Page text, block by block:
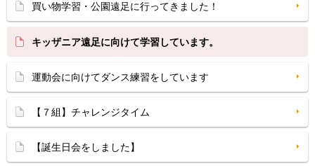
買い物学習・公園遠足に行ってきました！
キッザニア遠足に向けて学習しています。
運動会に向けてダンス練習をしています
【７組】チャレンジタイム
【誕生日会をしました】